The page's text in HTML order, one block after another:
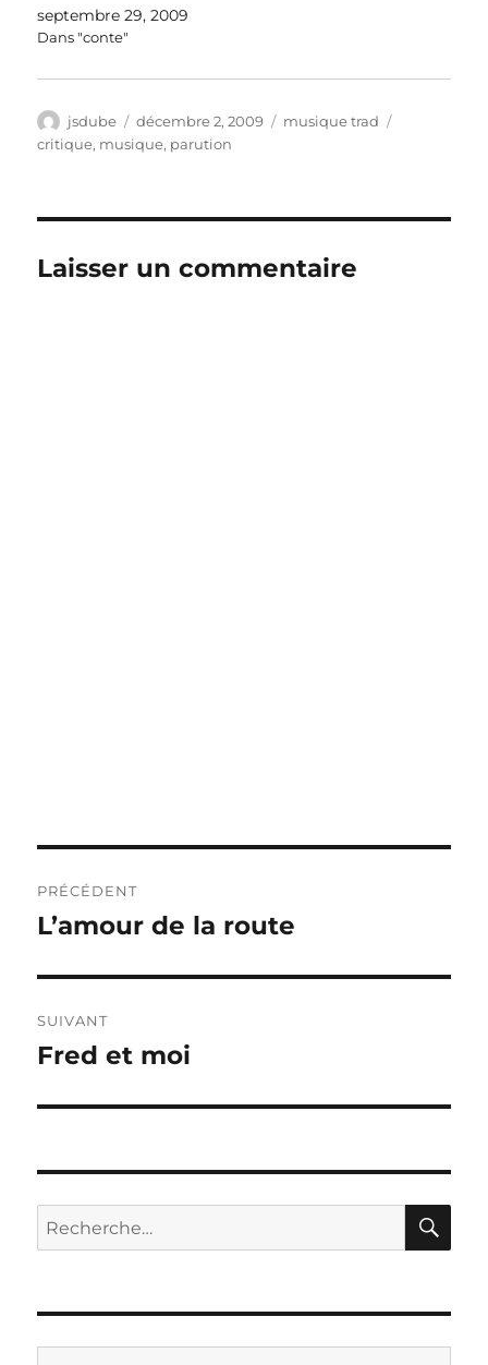
septembre 29, 2009
Dans "conte"
Auteur
jsdube
Publié
le
décembre 2, 2009 Catégories
musique trad
critique, musique, parution
Laisser un commentaire
de
PRÉCÉDENT
Publication
L’amour de la route
SUIVANT
Publication
Fred et moi
Recherche
pour :
Saisissez votre adresse e-mail…